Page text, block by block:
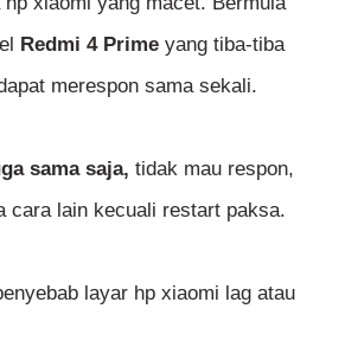
Redmi 4 Prime yang tiba-tiba
merespon sama sekali.
sama saja, tidak mau respon,
cara lain kecuali restart paksa.
layar hp xiaomi lag atau